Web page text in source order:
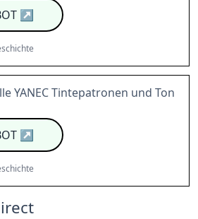
↗
YANEC Tintepatronen und Ton
↗